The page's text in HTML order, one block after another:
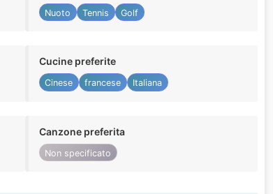
Nuoto Tennis Golf
Cucine preferite
Cinese francese Italiana
Canzone preferita
Non specificato